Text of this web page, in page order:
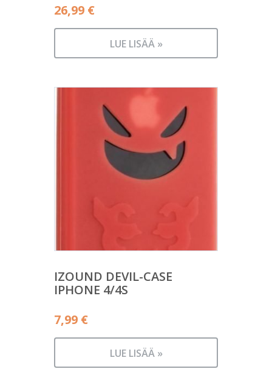
26,99 €
LUE LISÄÄ »
IZOUND DEVIL-CASE
IPHONE 4/4S
7,99 €
LUE LISÄÄ »